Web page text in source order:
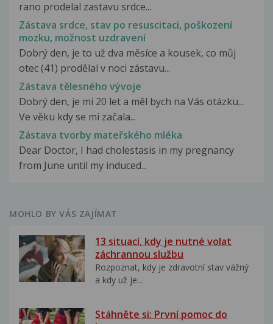
rano prodelal zastavu srdce...
Zástava srdce, stav po resuscitaci, poškození
mozku, možnost uzdravení
Dobrý den, je to už dva měsíce a kousek, co můj
otec (41) prodělal v noci zástavu...
Zástava tělesného vývoje
Dobrý den, je mi 20 let a měl bych na Vás otázku...
Ve věku kdy se mi začala...
Zástava tvorby mateřského mléka
Dear Doctor, I had cholestasis in my pregnancy
from June until my induced...
MOHLO BY VÁS ZAJÍMAT
13 situací, kdy je nutné volat
záchrannou službu
Rozpoznat, kdy je zdravotní stav vážný
a kdy už je...
Stáhněte si: První pomoc do